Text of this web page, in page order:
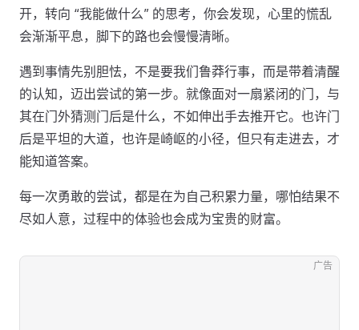
开，转向 “我能做什么” 的思考，你会发现，心里的慌乱
会渐渐平息，脚下的路也会慢慢清晰。
遇到事情先别胆怯，不是要我们鲁莽行事，而是带着清醒
的认知，迈出尝试的第一步。就像面对一扇紧闭的门，与
其在门外猜测门后是什么，不如伸出手去推开它。也许门
后是平坦的大道，也许是崎岖的小径，但只有走进去，才
能知道答案。
每一次勇敢的尝试，都是在为自己积累力量，哪怕结果不
尽如人意，过程中的体验也会成为宝贵的财富。
广告